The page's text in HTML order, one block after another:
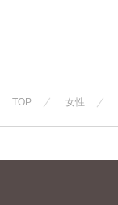
TOP 女性